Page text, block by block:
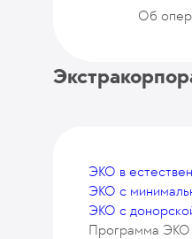
Об
ЭКО в
ЭКО с
ЭКО с
Программа ЭКО